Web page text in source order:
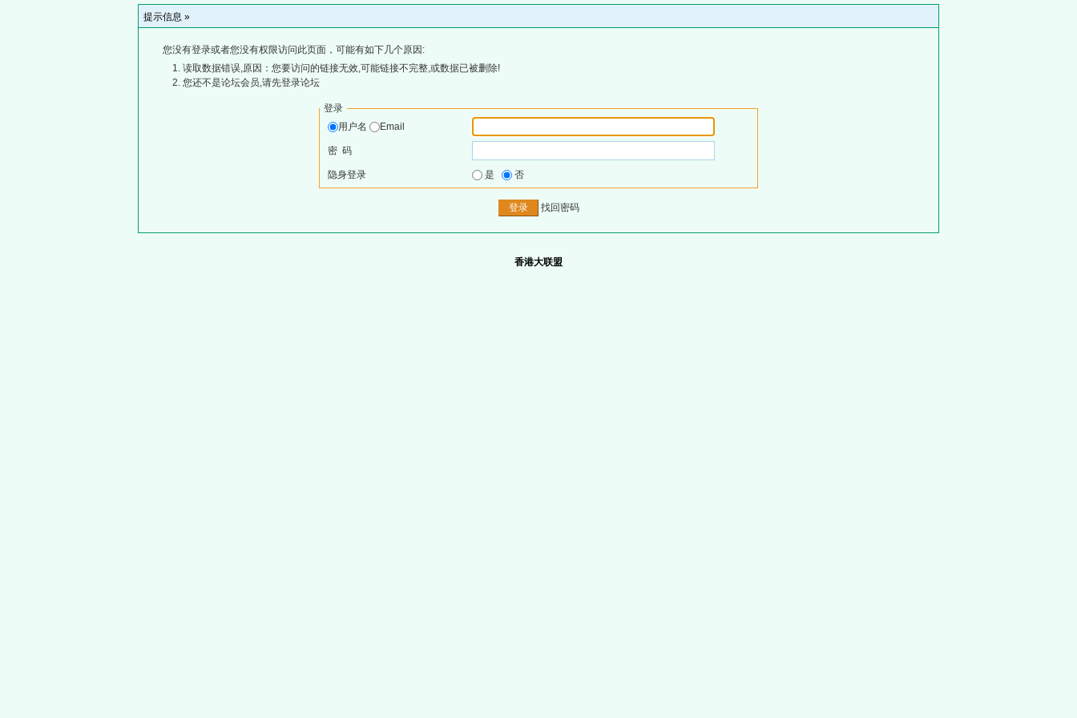
提示信息 »
您没有登录或者您没有权限访问此页面，可能有如下几个原因:
读取数据错误,原因：您要访问的链接无效,可能链接不完整,或数据已被删除!
您还不是论坛会员,请先登录论坛
登录
用户名
Email
密 码
隐身登录 是 否
找回密码
香港大联盟